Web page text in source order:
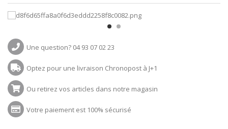
Une question? 04 93 07 02 23
Optez pour une livraison Chronopost à J+1
Ou retirez vos articles dans notre magasin
Votre paiement est 100% sécurisé